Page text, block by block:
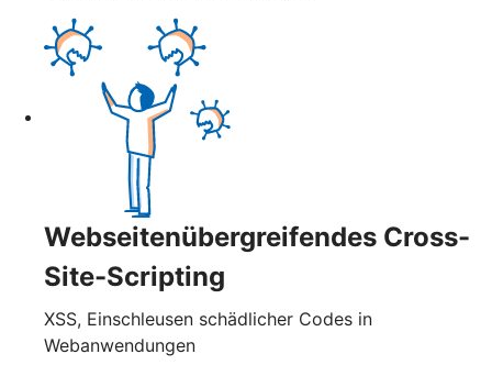
Webseitenübergreifendes Cross-
Site-Scripting
XSS, Einschleusen schädlicher Codes in
Webanwendungen